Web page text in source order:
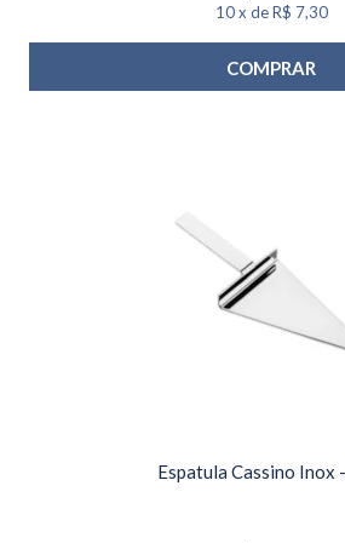
10 x de R$ 7,30
COMPRAR
Espatula Cassino Inox